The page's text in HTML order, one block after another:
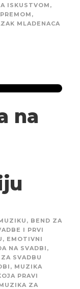
ISKUSTVOM ,
,
MLADENACA
na
, BEND ZA
I PRVI
, EMOTIVNI
NA SVADBI ,
SVADBU
, MUZIKA
PRAVI
ZA